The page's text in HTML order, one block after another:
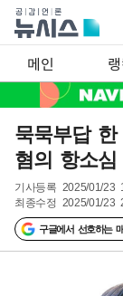
메인
묵묵부답
혐의 항소
기사등록 2025/01/23
최종수정 2025/01/23
구글에서 선호하는